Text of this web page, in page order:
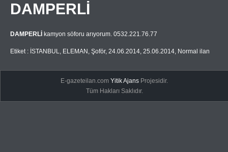
DAMPERLİ
DAMPERLİ kamyon söforu arıyorum. 0532.221.76.77
Etiket : İSTANBUL, ELEMAN , Şoför, 24.06.2014, 25.06.2014, Normal ilan
E-gazeteilan.comYitik Ajans Projesidir.
Tüm Hakları Saklıdır.